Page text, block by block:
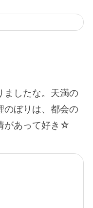
ましたな。天満の
のぼりは、都会の
があって好き☆